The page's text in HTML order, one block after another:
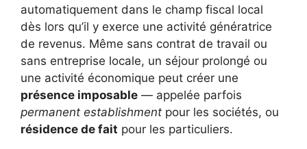
automatiquement dans le champ fiscal local
dès lors qu’il y exerce une activité génératrice
de revenus. Même sans contrat de travail ou
sans entreprise locale, un séjour prolongé ou
une activité économique peut créer une
présence imposable — appelée parfois
permanent establishment pour les sociétés, ou
résidence de fait pour les particuliers.